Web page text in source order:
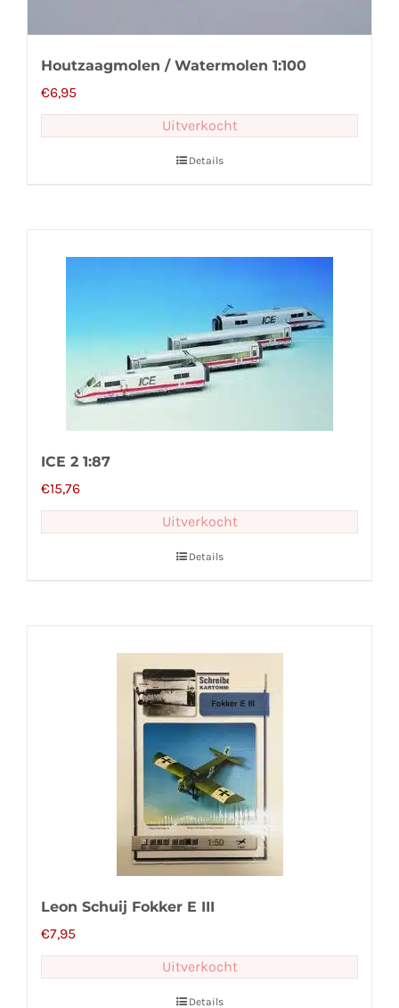
Houtzaagmolen / Watermolen 1:100
€6,95
Uitverkocht
Details
ICE 2 1:87
€15,76
Uitverkocht
Details
Leon Schuij Fokker E III
€7,95
Uitverkocht
Details